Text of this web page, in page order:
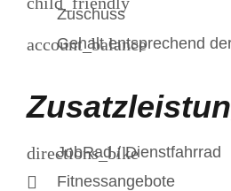
Zuschuss
Gehalt entsprechend
JobRad / Dienstfahrrad
Fitnessangebote